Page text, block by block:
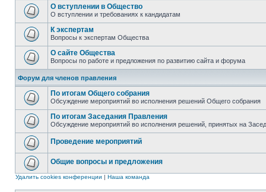
О вступлении в Общество
О вступлении и требованиях к кандидатам
К экспертам
Вопросы к экспертам Общества
О сайте Общества
Вопросы по работе и предложения по развитию сайта и форума
Форум для членов правления
По итогам Общего собрания
Обсуждение мероприятий во исполнения решений Общего собрания
По итогам Заседания Правления
Обсуждение мероприятий во исполнения решений, принятых на
Проведение мероприятий
Общие вопросы и предложения
Удалить cookies конференции | Наша команда